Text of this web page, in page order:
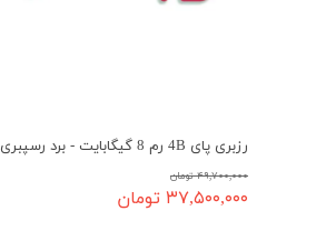
۴۹,۷۰۰,۰۰۰ تومان
۳۷,۵۰۰,۰۰۰ تومان